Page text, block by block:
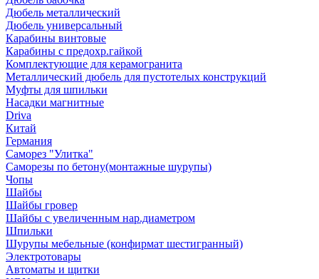
Дюбель металлический
Дюбель универсальный
Карабины винтовые
Карабины с предохр.гайкой
Комплектующие для керамогранита
Металлический дюбель для пустотелых конструкций
Муфты для шпильки
Насадки магнитные
Driva
Китай
Германия
Саморез "Улитка"
Саморезы по бетону(монтажные шурупы)
Чопы
Шайбы
Шайбы гровер
Шайбы с увеличенным нар.диаметром
Шпильки
Шурупы мебельные (конфирмат шестигранный)
Электротовары
Автоматы и щитки